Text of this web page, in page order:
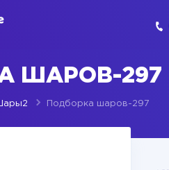
ШАРОВ-297
Подборка шаров-297